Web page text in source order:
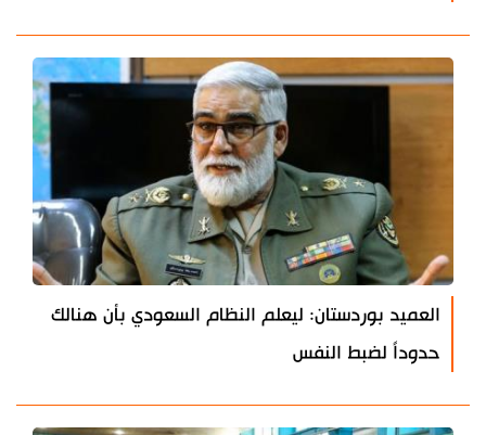
العميد بوردستان: ليعلم النظام السعودي بأن هنالك
حدوداً لضبط النفس